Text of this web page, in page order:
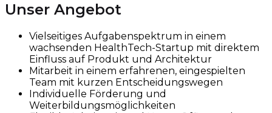
Unser Angebot
Vielseitiges Aufgabenspektrum in einem
wachsenden HealthTech-Startup mit direktem
Einfluss auf Produkt und Architektur
Mitarbeit in einem erfahrenen, eingespielten
Team mit kurzen Entscheidungswegen
Individuelle Förderung und
Weiterbildungsmöglichkeiten